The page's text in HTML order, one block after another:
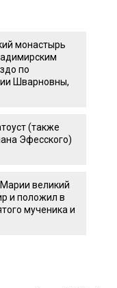
музей
монастырь
по
Шварновны,
(также
Эфесского)
великий
и положил в
мученика и